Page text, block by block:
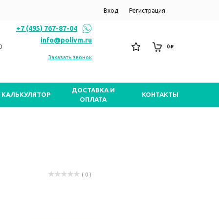
Вход Регистрация
+7 (495) 767-87-04
info@polivm.ru
Заказать звонок
0 ₽
КАЛЬКУЛЯТОР
ДОСТАВКА И
ОПЛАТА
КОНТАКТЫ
( 0 )